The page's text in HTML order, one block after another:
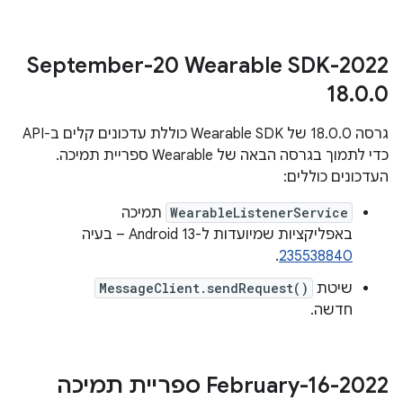
‫2022-September-20 Wearable SDK
18.0.0
גרסה 18.0.0 של Wearable SDK כוללת עדכונים קלים ב-API
כדי לתמוך בגרסה הבאה של Wearable ספריית תמיכה.
העדכונים כוללים:
WearableListenerService תמיכה
באפליקציות שמיועדות ל-Android 13 – בעיה
235538840
.
שיטת MessageClient.sendRequest()
חדשה.
‫2022-February-16 ספריית תמיכה